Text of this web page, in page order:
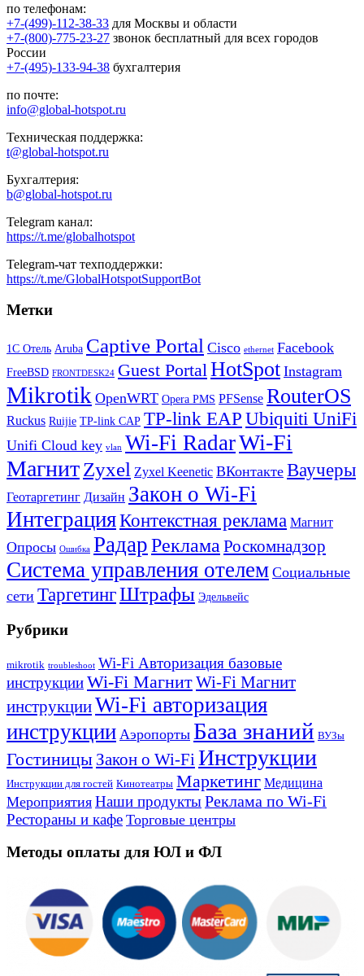
по телефонам:
+7-(499)-112-38-33 для Москвы и области
+7-(800)-775-23-27 звонок бесплатный для всех городов
России
+7-(495)-133-94-38 бухгалтерия
по почте:
info@global-hotspot.ru
Техническая поддержка:
t@global-hotspot.ru
Бухгалтерия:
b@global-hotspot.ru
Telegram канал:
https://t.me/globalhotspot
Telegram-чат техподдержки:
https://t.me/GlobalHotspotSupportBot
Метки
1С Отель Aruba Captive Portal Cisco ethernet Facebook
FreeBSD FRONTDESK24 Guest PortalHotSpot Instagram
Mikrotik OpenWRT Opera PMS PFSense RouterOS
Ruckus Ruijie TP-link CAP TP-link EAP Ubiquiti UniFi
Unifi Cloud key vlan Wi-Fi RadarWi-Fi
МагнитZyxel Zyxel Keenetic ВКонтакте Ваучеры
Геотаргетинг Дизайн Закон о Wi-Fi
ИнтеграцияКонтекстная реклама Магнит
Опросы Ошибка РадарРеклама Роскомнадзор
Система управления отелем Социальные
сети ТаргетингШтрафы Эдельвейс
Рубрики
mikrotik troubleshoot Wi-Fi Авторизация базовые
инструкцииWi-Fi МагнитWi-Fi Магнит
инструкцииWi-Fi авторизация
инструкции Аэропорты База знаний ВУЗы
Гостиницы Закон о Wi-Fi Инструкции
Инструкции для гостей Кинотеатры Маркетинг Медицина
Мероприятия Наши продуктыРеклама по Wi-Fi
Рестораны и кафе Торговые центры
Методы оплаты для ЮЛ и ФЛ